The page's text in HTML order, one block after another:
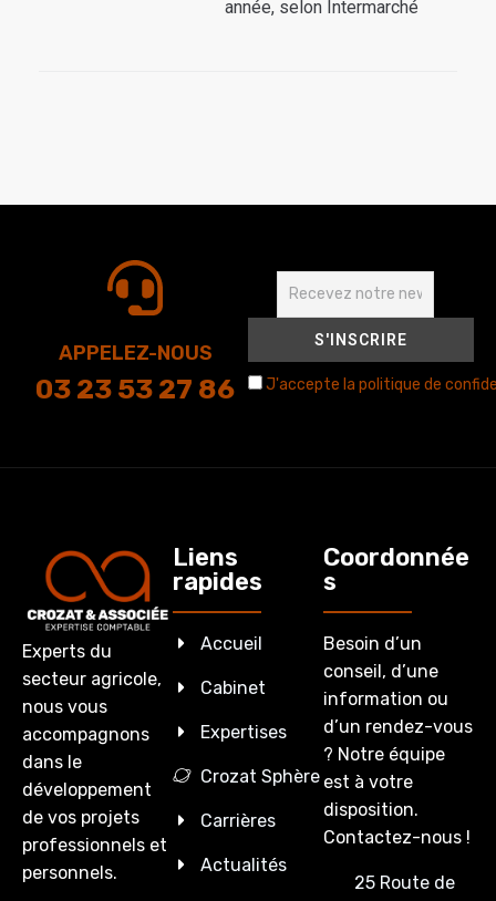
année, selon Intermarché
APPELEZ-NOUS
03 23 53 27 86 J'accepte la politique de
Experts du
secteur agricole,
nous vous
accompagnons
dans le
développement
de vos projets
professionnels et
personnels.
Liens
rapides
Accueil
Cabinet
Expertises
Crozat Sphère
Carrières
Actualités
Coordonnée
s
Besoin d’un
conseil, d’une
information ou
d’un rendez-vous
? Notre équipe
est à votre
disposition.
Contactez-nous !
25 Route de